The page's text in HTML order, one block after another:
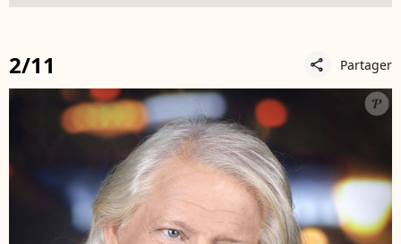
2/11 share Partager